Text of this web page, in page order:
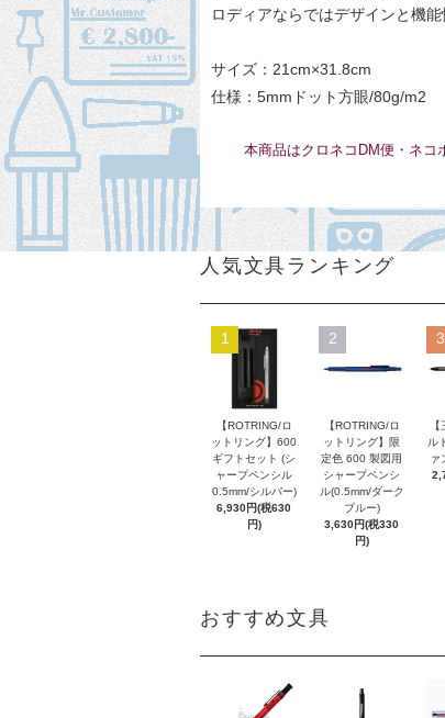
ロディアならではデザインと機
サイズ：21cm×31.8cm
仕様：5mmドット方眼/80g/m2
本商品はクロネコDM便・ネコ
人気文具ランキング
1
【ROTRING/ロ
ットリング】600
ギフトセット (シ
ャープペンシル
0.5mm/シルバー)
6,930円(税630
円)
2
【ROTRING/ロ
ットリング】限
定色 600 製図用
シャープペンシ
ル(0.5mm/ダーク
ブルー)
3,630円(税330
円)
3
ル
ァ
おすすめ文具